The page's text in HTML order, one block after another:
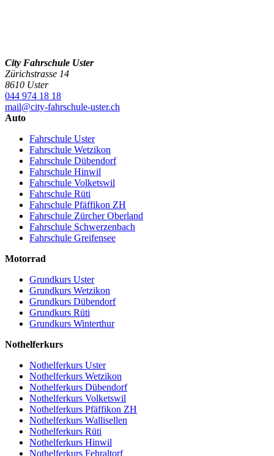
City Fahrschule Uster
Zürichstrasse 14
8610 Uster
044 974 18 18
mail@city-fahrschule-uster.ch
Auto
Fahrschule Uster
Fahrschule Wetzikon
Fahrschule Dübendorf
Fahrschule Hinwil
Fahrschule Volketswil
Fahrschule Rüti
Fahrschule Pfäffikon ZH
Fahrschule Zürcher Oberland
Fahrschule Schwerzenbach
Fahrschule Greifensee
Motorrad
Grundkurs Uster
Grundkurs Wetzikon
Grundkurs Dübendorf
Grundkurs Rüti
Grundkurs Winterthur
Nothelferkurs
Nothelferkurs Uster
Nothelferkurs Wetzikon
Nothelferkurs Dübendorf
Nothelferkurs Volketswil
Nothelferkurs Pfäffikon ZH
Nothelferkurs Wallisellen
Nothelferkurs Rüti
Nothelferkurs Hinwil
Nothelferkurs Fehraltorf